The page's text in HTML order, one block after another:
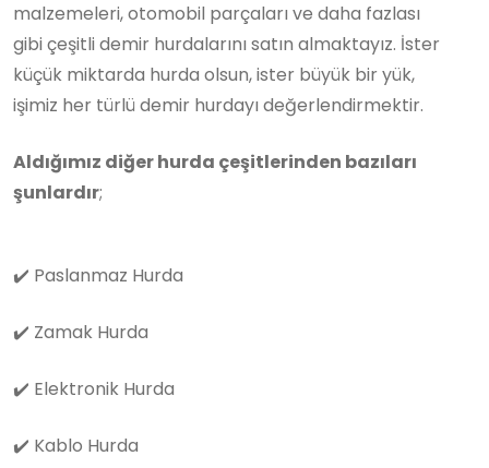
malzemeleri, otomobil parçaları ve daha fazlası
gibi çeşitli demir hurdalarını satın almaktayız. İster
küçük miktarda hurda olsun, ister büyük bir yük,
işimiz her türlü demir hurdayı değerlendirmektir.
Aldığımız diğer hurda çeşitlerinden bazıları
şunlardır;
✔️ Paslanmaz Hurda
✔️ Zamak Hurda
✔️ Elektronik Hurda
✔️ Kablo Hurda